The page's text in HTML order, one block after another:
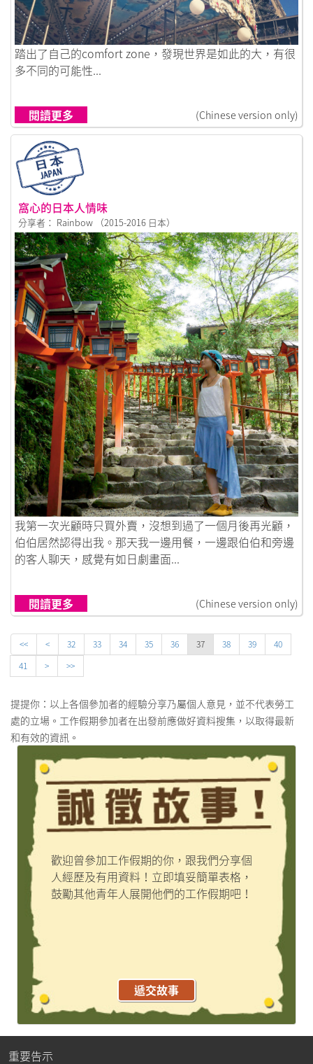
鏈接到世界原來那麼大
踏出了自己的comfort zone，發現世界是如此的大，有很
多不同的可能性...
閱讀更多 (Chinese version only)
窩心的日本人情味
分享者： Rainbow （2015-2016 日本）
鏈接到窩心的日本人情味
我第一次光顧時只買外賣，沒想到過了一個月後再光顧，
伯伯居然認得出我。那天我一邊用餐，一邊跟伯伯和旁邊
的客人聊天，感覺有如日劇畫面...
閱讀更多 (Chinese version only)
<< < 32 33 34 35 36 37 38 39
40
41
> >>
提提你：以上各個參加者的經驗分享乃屬個人意見，並不代表勞工
處的立場。工作假期參加者在出發前應做好資料搜集，以取得最新
和有效的資訊。
歡迎曾參加工作假期的你，跟我們分享個
人經歷及有用資料！立即填妥簡單表格，
鼓勵其他青年人展開他們的工作假期吧！
遞交故事
重要告示